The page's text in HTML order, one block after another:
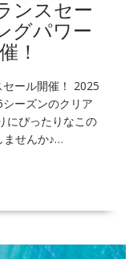
ンスセー
グパワー
！
セール開催！ 2025
ーズンのクリア
にぴったりなこの
ませんか♪…